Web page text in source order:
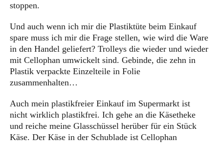
stoppen.
Und auch wenn ich mir die Plastiktüte beim Einkauf
spare muss ich mir die Frage stellen, wie wird die Ware
in den Handel geliefert? Trolleys die wieder und wieder
mit Cellophan umwickelt sind. Gebinde, die zehn in
Plastik verpackte Einzelteile in Folie
zusammenhalten…
Auch mein plastikfreier Einkauf im Supermarkt ist
nicht wirklich plastikfrei. Ich gehe an die Käsetheke
und reiche meine Glasschüssel herüber für ein Stück
Käse. Der Käse in der Schublade ist Cellophan